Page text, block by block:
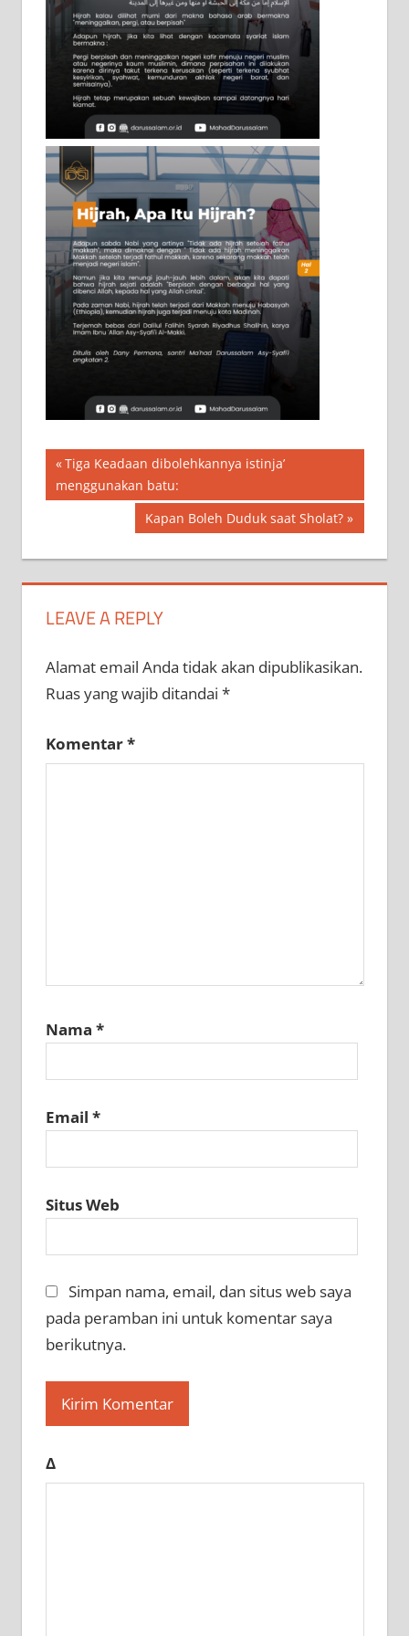
Navigasi
pos
Previous
Post:
Tiga Keadaan dibolehkannya istinja’
menggunakan batu:
Next
Post:
Kapan Boleh Duduk saat Sholat?
LEAVE A REPLY
Alamat email Anda tidak akan dipublikasikan.
Ruas yang wajib ditandai *
Komentar*
Nama *
Email *
Situs Web
Simpan nama, email, dan situs web saya
pada peramban ini untuk komentar saya
berikutnya.
Δ